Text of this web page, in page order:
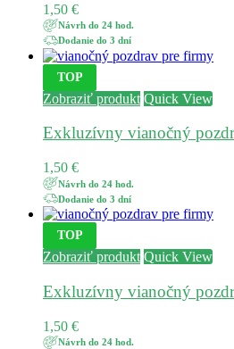
1,50 €
Návrh do 24 hod.
Dodanie do 3 dní
TOP
Zobraziť produkt Quick View
Exkluzívny vianočný
1,50 €
Návrh do 24 hod.
Dodanie do 3 dní
TOP
Zobraziť produkt Quick View
Exkluzívny vianočný
1,50 €
Návrh do 24 hod.